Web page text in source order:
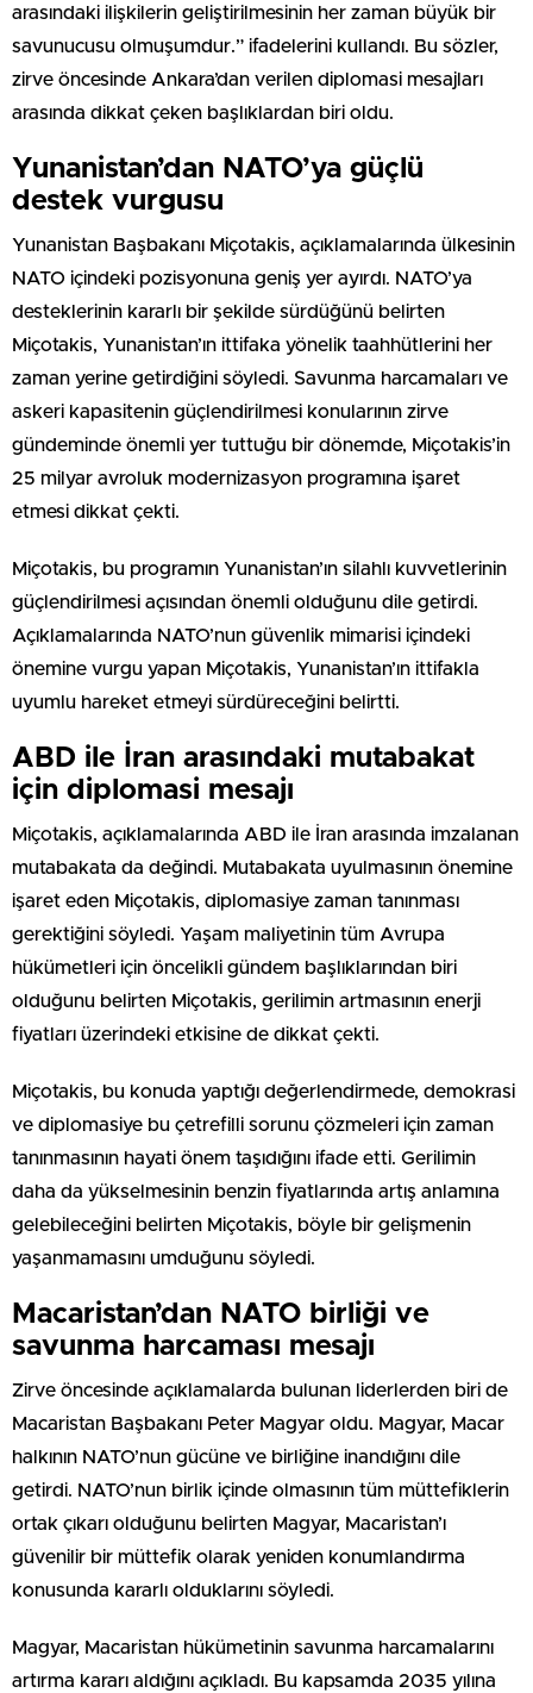
arasındaki ilişkilerin geliştirilmesinin her zaman büyük bir
savunucusu olmuşumdur.” ifadelerini kullandı. Bu sözler,
zirve öncesinde Ankara’dan verilen diplomasi mesajları
arasında dikkat çeken başlıklardan biri oldu.
Yunanistan’dan NATO’ya güçlü
destek vurgusu
Yunanistan Başbakanı Miçotakis, açıklamalarında ülkesinin
NATO içindeki pozisyonuna geniş yer ayırdı. NATO’ya
desteklerinin kararlı bir şekilde sürdüğünü belirten
Miçotakis, Yunanistan’ın ittifaka yönelik taahhütlerini her
zaman yerine getirdiğini söyledi. Savunma harcamaları ve
askeri kapasitenin güçlendirilmesi konularının zirve
gündeminde önemli yer tuttuğu bir dönemde, Miçotakis’in
25 milyar avroluk modernizasyon programına işaret
etmesi dikkat çekti.
Miçotakis, bu programın Yunanistan’ın silahlı kuvvetlerinin
güçlendirilmesi açısından önemli olduğunu dile getirdi.
Açıklamalarında NATO’nun güvenlik mimarisi içindeki
önemine vurgu yapan Miçotakis, Yunanistan’ın ittifakla
uyumlu hareket etmeyi sürdüreceğini belirtti.
ABD ile İran arasındaki mutabakat
için diplomasi mesajı
Miçotakis, açıklamalarında ABD ile İran arasında imzalanan
mutabakata da değindi. Mutabakata uyulmasının önemine
işaret eden Miçotakis, diplomasiye zaman tanınması
gerektiğini söyledi. Yaşam maliyetinin tüm Avrupa
hükümetleri için öncelikli gündem başlıklarından biri
olduğunu belirten Miçotakis, gerilimin artmasının enerji
fiyatları üzerindeki etkisine de dikkat çekti.
Miçotakis, bu konuda yaptığı değerlendirmede, demokrasi
ve diplomasiye bu çetrefilli sorunu çözmeleri için zaman
tanınmasının hayati önem taşıdığını ifade etti. Gerilimin
daha da yükselmesinin benzin fiyatlarında artış anlamına
gelebileceğini belirten Miçotakis, böyle bir gelişmenin
yaşanmamasını umduğunu söyledi.
Macaristan’dan NATO birliği ve
savunma harcaması mesajı
Zirve öncesinde açıklamalarda bulunan liderlerden biri de
Macaristan Başbakanı Peter Magyar oldu. Magyar, Macar
halkının NATO’nun gücüne ve birliğine inandığını dile
getirdi. NATO’nun birlik içinde olmasının tüm müttefiklerin
ortak çıkarı olduğunu belirten Magyar, Macaristan’ı
güvenilir bir müttefik olarak yeniden konumlandırma
konusunda kararlı olduklarını söyledi.
Magyar, Macaristan hükümetinin savunma harcamalarını
artırma kararı aldığını açıkladı. Bu kapsamda 2035 yılına